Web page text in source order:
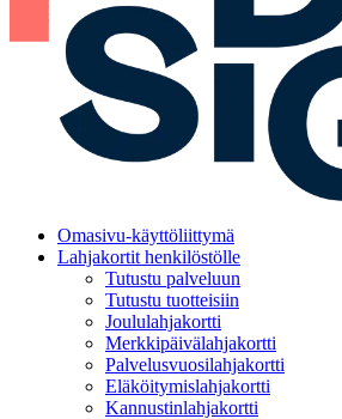
Omasivu-käyttöliittymä
Lahjakortit henkilöstölle
Tutustu palveluun
Tutustu tuotteisiin
Joululahjakortti
Merkkipäivälahjakortti
Palvelusvuosilahjakortti
Eläköitymislahjakortti
Kannustinlahjakortti